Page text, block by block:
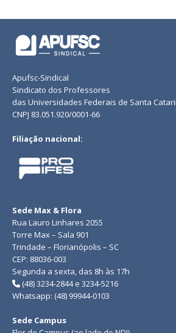
Apufsc-Sindical
Sindicato dos Professores
das Universidades Federais de Santa
CNPJ 83.051.920/0001-66
Filiação nacional:
Sede Max & Flora
Rua Lauro Linhares 2055
Torre Max – Sala 901
Trindade – Florianópolis – SC
CEP: 88036-003
Segunda a sexta, das 8h às 17h
(48) 3234-2844 e 3234-5216
Whatsapp: (48) 99944-0103
Sede Campus